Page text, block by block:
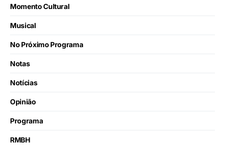
Momento Cultural
Musical
No Próximo Programa
Notas
Notícias
Opinião
Programa
RMBH